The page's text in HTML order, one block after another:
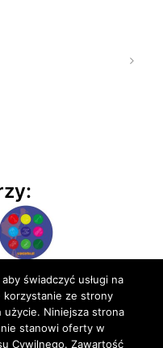
świadczyć usługi na
korzystanie ze strony
użycie. Niniejsza strona
stanowi oferty w
Cywilnego. Zawartość